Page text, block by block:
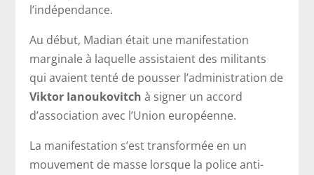
l’indépendance.
Au début, Madian était une manifestation
marginale à laquelle assistaient des militants
qui avaient tenté de pousser l’administration de
Viktor Ianoukovitch à signer un accord
d’association avec l’Union européenne.
La manifestation s’est transformée en un
mouvement de masse lorsque la police anti-